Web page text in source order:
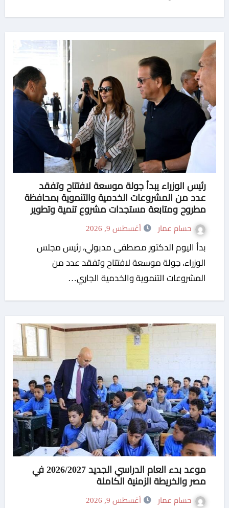
رئيس الوزراء يبدأ جولة موسعة لافتتاح وتفقد
عدد من المشروعات الخدمية والتنموية بمحافظة
مطروح ومتابعة مستجدات مشروع تنمية وتطوير
حسام عمار أغسطس 9, 2026
بدأ اليوم الدكتور مصطفى مدبولي، رئيس مجلس
الوزراء، جولة موسعة لافتتاح وتفقد عدد من
المشروعات التنموية والخدمية الجاري…
موعد بدء العام الدراسي الجديد 2026/2027 في
مصر والخريطة الزمنية الكاملة
حسام عمار أغسطس 9, 2026